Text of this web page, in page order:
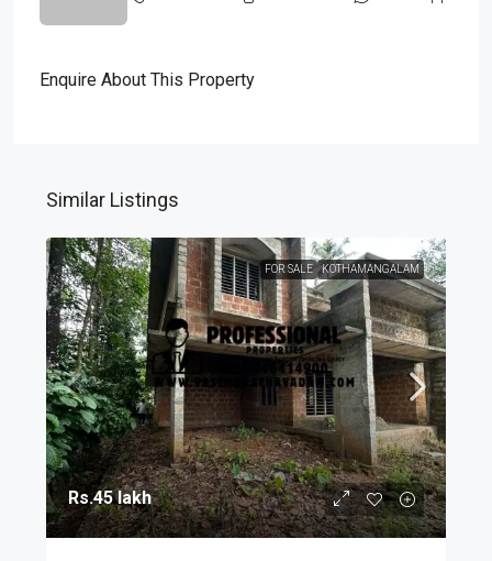
Enquire About This Property
Similar Listings
FOR SALE KOTHAMANGALAM
Rs.45 lakh